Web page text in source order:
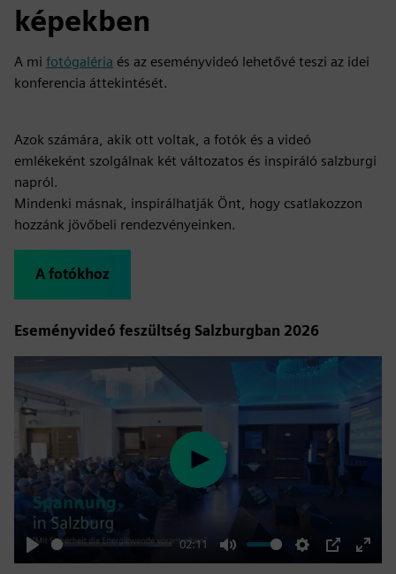
képekben
A mi fotógaléria és az eseményvideó lehetővé teszi az idei
konferencia áttekintését.
Azok számára, akik ott voltak, a fotók és a videó
emlékeként szolgálnak két változatos és inspiráló salzburgi
napról.
Mindenki másnak, inspirálhatják Önt, hogy csatlakozzon
hozzánk jövőbeli rendezvényeinken.
A fotókhoz
Eseményvideó feszültség Salzburgban 2026
Play
02:11
Mute Settings
PIP
Enter
Play